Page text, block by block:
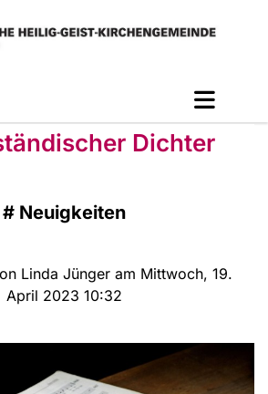
Dichter
# Neuigkeiten
Linda Jünger am Mittwoch, 19.
April 2023 10:32